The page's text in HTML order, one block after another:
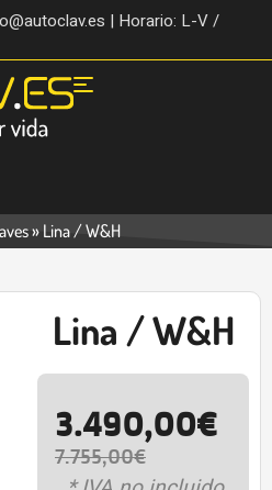
| Horario: L-V /
» Lina / W&H
Lina / W&H
7.755,00€
3.490,00€